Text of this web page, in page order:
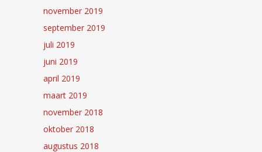
november 2019
september 2019
juli 2019
juni 2019
april 2019
maart 2019
november 2018
oktober 2018
augustus 2018